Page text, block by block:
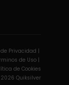
Privacidad |
de Uso |
de Cookies
Quiksilver